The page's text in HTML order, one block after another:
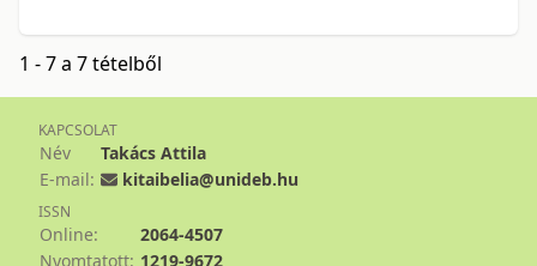
1 - 7 a 7 tételből
KAPCSOLAT
Név
Takács Attila
E-mail:
kitaibelia@unideb.hu
ISSN
Online:
2064-4507
Nyomtatott: 1219-9672